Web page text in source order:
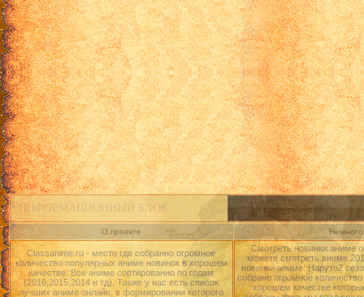
ИНФОРМАЦИОННЫЙ БЛОК
О проекте
Classanime.ru - место где собранно огромное
количество популярных аниме новинок в хорошем
качестве. Все аниме сортированно по годам
(2016,2015,2014 и тд). Также у нас есть список
лучших аниме онлайн, в формировании которого
Смотреть новинки аниме
можете смотреть аниме
новинки аниме: Наруто2
собрано огромное
хорошем качестве